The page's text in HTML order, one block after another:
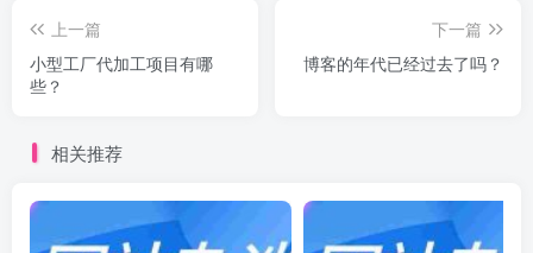
上一篇
小型工厂代加工项目有哪
些？
下一篇
博客的年代已经过去了吗？
相关推荐